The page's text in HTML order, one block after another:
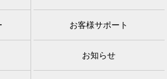
お客様サポート
お知らせ